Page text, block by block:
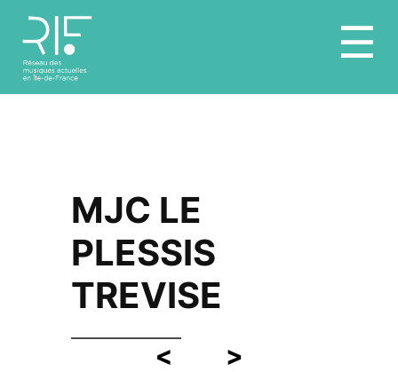
☰
MJC LE
PLESSIS
TREVISE
< >